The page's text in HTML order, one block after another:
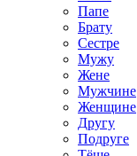
Папе
Брату
Сестре
Мужу
Жене
Мужчине
Женщине
Другу
Подруге